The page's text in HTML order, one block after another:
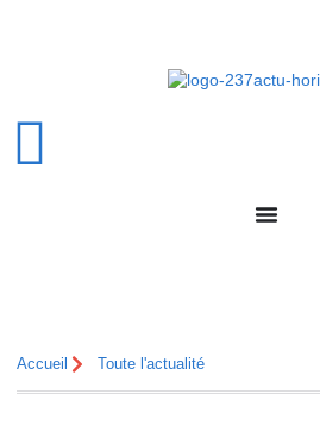
Accueil Toute l'actualité